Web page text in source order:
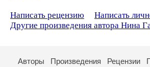
Написать рецензию
Написать
Другие произведения автора Нина
Авторы Произведения Рецензии